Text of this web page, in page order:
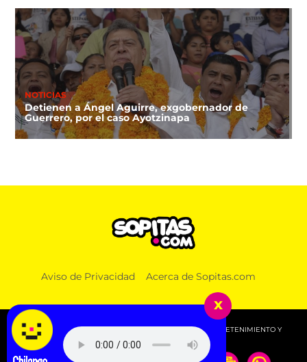
NOTICIAS
Detienen a Ángel Aguirre, exgobernador de
Guerrero, por el caso Ayotzinapa
Aviso de Privacidad Acerca de Sopitas.com
© 2026 SOPITAS.COM - MÚSICA, NOTICIAS, DEPORTES, ENTRETENIMIENTO Y
MÁS!.
x